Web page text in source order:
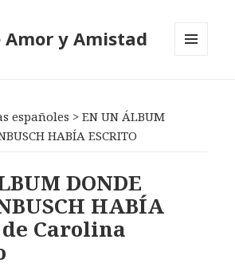
Amor y Amistad
españoles >EN UN ÁLBUM
HABÍA ESCRITO
DONDE
HABÍA
de Carolina